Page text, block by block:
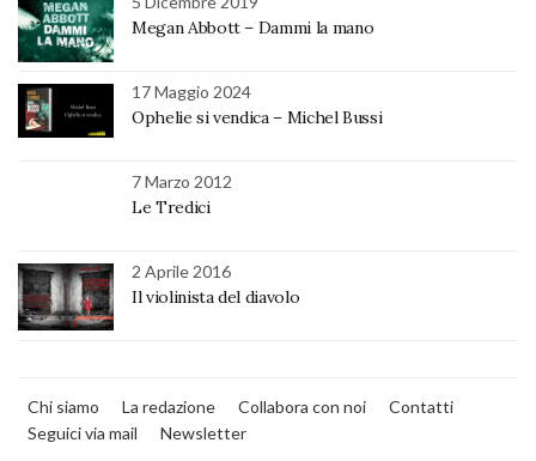
Megan Abbott – Dammi la mano
17 Maggio 2024
Ophelie si vendica – Michel Bussi
7 Marzo 2012
Le Tredici
2 Aprile 2016
Il violinista del diavolo
Chi siamo La redazione Collabora con noi
Contatti
Seguici via mail
Newsletter